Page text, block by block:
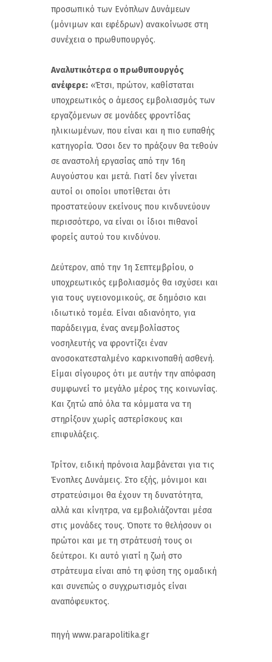
προσωπικό των Ενόπλων Δυνάμεων
(μόνιμων και εφέδρων) ανακοίνωσε στη
συνέχεια ο πρωθυπουργός.
Αναλυτικότερα ο πρωθυπουργός
ανέφερε: «Έτσι, πρώτον, καθίσταται
υποχρεωτικός ο άμεσος εμβολιασμός των
εργαζόμενων σε μονάδες φροντίδας
ηλικιωμένων, που είναι και η πιο ευπαθής
κατηγορία. Όσοι δεν το πράξουν θα τεθούν
σε αναστολή εργασίας από την 16η
Αυγούστου και μετά. Γιατί δεν γίνεται
αυτοί οι οποίοι υποτίθεται ότι
προστατεύουν εκείνους που κινδυνεύουν
περισσότερο, να είναι οι ίδιοι πιθανοί
φορείς αυτού του κινδύνου.
Δεύτερον, από την 1η Σεπτεμβρίου, ο
υποχρεωτικός εμβολιασμός θα ισχύσει και
για τους υγειονομικούς, σε δημόσιο και
ιδιωτικό τομέα. Είναι αδιανόητο, για
παράδειγμα, ένας ανεμβολίαστος
νοσηλευτής να φροντίζει έναν
ανοσοκατεσταλμένο καρκινοπαθή ασθενή.
Είμαι σίγουρος ότι με αυτήν την απόφαση
συμφωνεί το μεγάλο μέρος της κοινωνίας.
Και ζητώ από όλα τα κόμματα να τη
στηρίξουν χωρίς αστερίσκους και
επιφυλάξεις.
Τρίτον, ειδική πρόνοια λαμβάνεται για τις
Ένοπλες Δυνάμεις. Στο εξής, μόνιμοι και
στρατεύσιμοι θα έχουν τη δυνατότητα,
αλλά και κίνητρα, να εμβολιάζονται μέσα
στις μονάδες τους. Όποτε το θελήσουν οι
πρώτοι και με τη στράτευσή τους οι
δεύτεροι. Κι αυτό γιατί η ζωή στο
στράτευμα είναι από τη φύση της ομαδική
και συνεπώς ο συγχρωτισμός είναι
αναπόφευκτος.
πηγή www.parapolitika.gr